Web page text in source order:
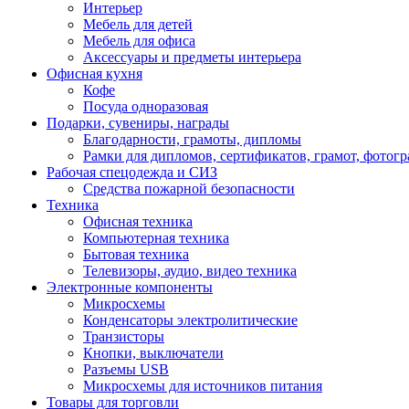
Интерьер
Мебель для детей
Мебель для офиса
Аксессуары и предметы интерьера
Офисная кухня
Кофе
Посуда одноразовая
Подарки, сувениры, награды
Благодарности, грамоты, дипломы
Рамки для дипломов, сертификатов, грамот,
Рабочая спецодежда и СИЗ
Средства пожарной безопасности
Техника
Офисная техника
Компьютерная техника
Бытовая техника
Телевизоры, аудио, видео техника
Электронные компоненты
Микросхемы
Конденсаторы электролитические
Транзисторы
Кнопки, выключатели
Разъемы USB
Микросхемы для источников питания
Товары для торговли